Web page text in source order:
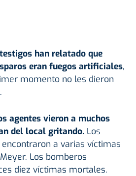
han relatado que
eran fuegos artificiales,
momento no les dieron
agentes vieron a muchos
del local gritando. Los
a varias víctimas
Los bomberos
diez víctimas mortales.